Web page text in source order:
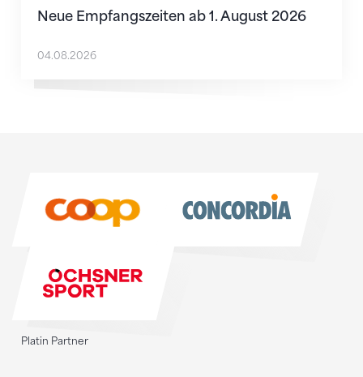
Neue Empfangszeiten ab 1. August 2026
04.08.2026
Platin Partner